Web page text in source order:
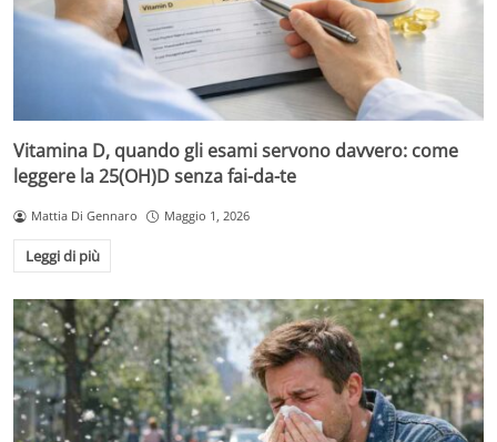
Vitamina D, quando gli esami servono davvero: come
leggere la 25(OH)D senza fai-da-te
Mattia Di Gennaro Maggio 1, 2026
Leggi di più